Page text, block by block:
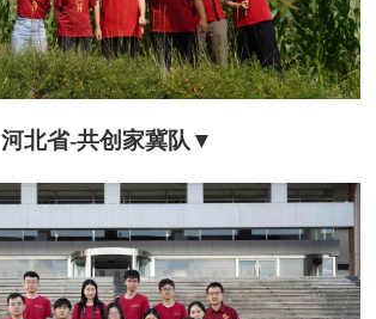
河北省-共创 家冀队 ▼